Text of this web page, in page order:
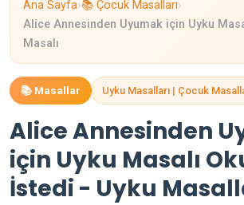
Ana Sayfa›📚 Çocuk Masalları›
Alice Annesinden Uyumak için Uyku
Masalı
📚 Masallar Uyku Masalları | Çocuk
Alice Annesinden
için Uyku Masalı
İstedi - Uyku